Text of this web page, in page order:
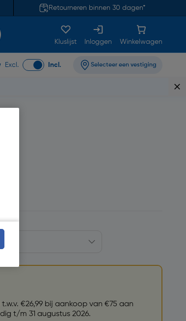
Retourneren binnen 30 dagen*
Kluslijst Inloggen Winkelwagen
Excl. Incl. Selecteer een vestiging
t.w.v. €26,99 bij aankoop van €75 aan
t/m 31 augustus 2026.